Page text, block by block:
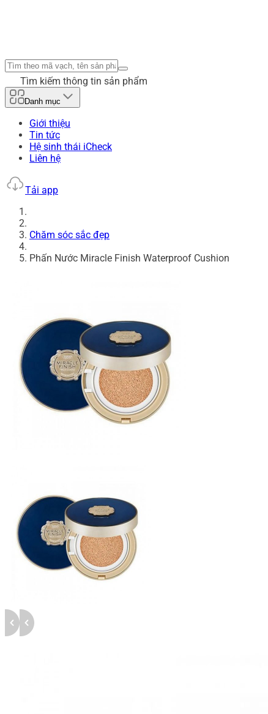
Tìm kiếm thông tin sản phẩm
Danh mục
Giới thiệu
Tin tức
Hệ sinh thái iCheck
Liên hệ
Tải app
Chăm sóc sắc đẹp
Phấn Nước Miracle Finish Waterproof Cushion